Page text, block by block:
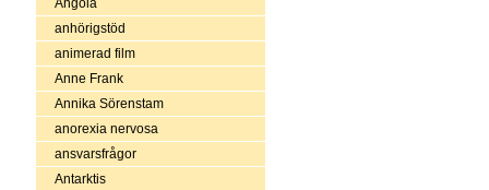
Angola
anhörigstöd
animerad film
Anne Frank
Annika Sörenstam
anorexia nervosa
ansvarsfrågor
Antarktis